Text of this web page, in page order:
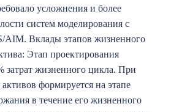
усложнения и более
систем моделирования с
Вклады этапов жизненного
Этап проектирования
затрат жизненного цикла. При
формируется на этапе
в течение его жизненного